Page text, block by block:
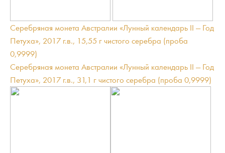
Серебряная монета Австралии «Лунный календарь II — Год
Петуха», 2017 г.в., 15,55 г чистого серебра (проба
0,9999)
Серебряная монета Австралии «Лунный календарь II — Год
Петуха», 2017 г.в., 31,1 г чистого серебра (проба 0,9999)